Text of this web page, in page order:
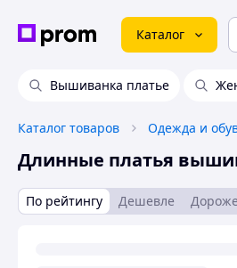
Каталог
Вышиванка платье
Каталог товаров Одежда и
Длинные платья
По рейтингу Дешевле Дороже